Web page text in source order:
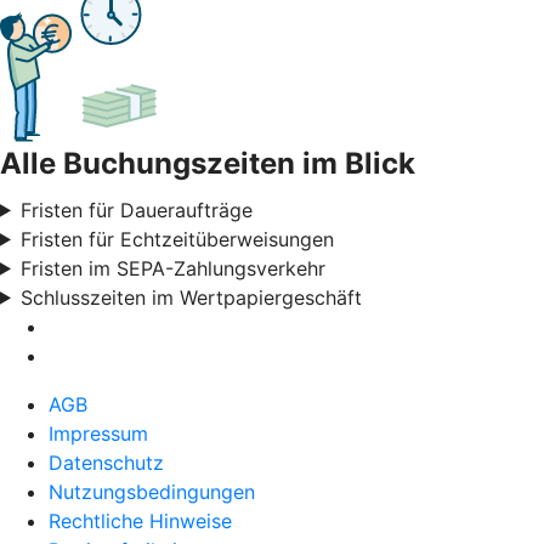
Alle Buchungszeiten im Blick
Fristen für Daueraufträge
Fristen für Echtzeitüberweisungen
Fristen im SEPA-Zahlungsverkehr
Schlusszeiten im Wertpapiergeschäft
AGB
Impressum
Datenschutz
Nutzungsbedingungen
Rechtliche Hinweise